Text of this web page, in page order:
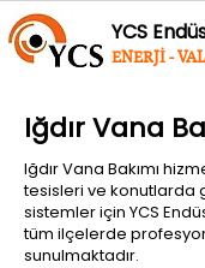
YCS
ENERJİ -
Iğdır Vana
Iğdır Vana Bakımı
tesisleri ve konutlarda
sistemler için YCS
tüm ilçelerde
sunulmaktadır.